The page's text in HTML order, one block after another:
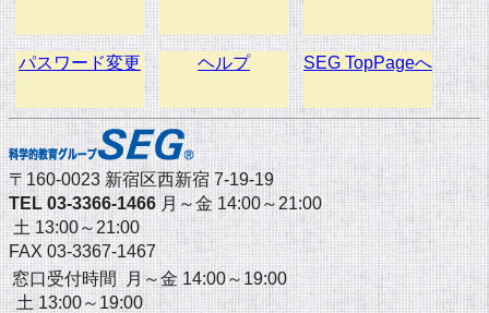
パスワード変更 ヘルプ SEG TopPageへ
〒160-0023 新宿区西新宿 7-19-19
TEL 03-3366-1466月～金 14:00～21:00
土 13:00～21:00
FAX 03-3367-1467
窓口受付時間 月～金 14:00～19:00
土 13:00～19:00